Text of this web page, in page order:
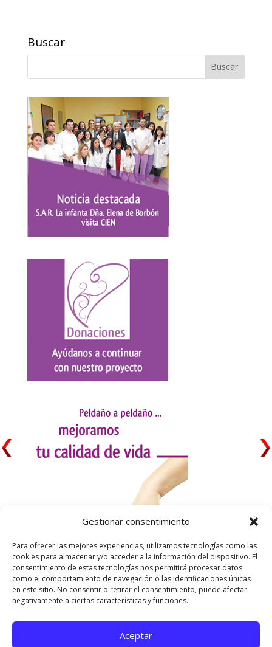
Gestionar consentimiento
Para ofrecer las mejores experiencias, utilizamos tecnologías como las
cookies para almacenar y/o acceder a la información del dispositivo. El
consentimiento de estas tecnologías nos permitirá procesar datos
como el comportamiento de navegación o las identificaciones únicas
en este sitio. No consentir o retirar el consentimiento, puede afectar
negativamente a ciertas características y funciones.
Aceptar
Buscar
Utilizamos cookies para ofrecerte la mejor experiencia en